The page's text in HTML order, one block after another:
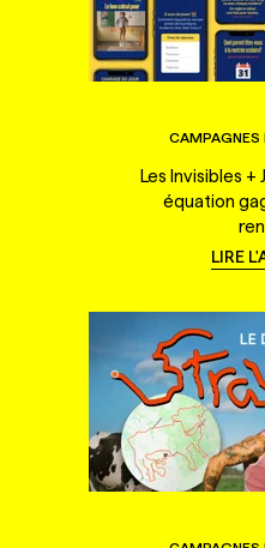
CAMPAGNES
Les Invisibles +
équation
LIRE